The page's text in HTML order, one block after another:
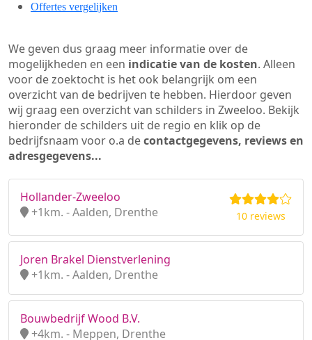
Offertes vergelijken
We geven dus graag meer informatie over de
mogelijkheden en een indicatie van de kosten. Alleen
voor de zoektocht is het ook belangrijk om een
overzicht van de bedrijven te hebben. Hierdoor geven
wij graag een overzicht van schilders in Zweeloo. Bekijk
hieronder de schilders uit de regio en klik op de
bedrijfsnaam voor o.a decontactgegevens, reviews en
adresgegevens...
Hollander-Zweeloo
+1km. - Aalden, Drenthe
10 reviews
Joren Brakel Dienstverlening
+1km. - Aalden, Drenthe
Bouwbedrijf Wood B.V.
+4km. - Meppen, Drenthe